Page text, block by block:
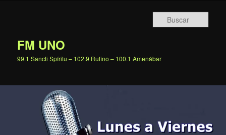
FM UNO
99.1 Sancti Spíritu – 102.9 Rufino – 100.1 Amenábar